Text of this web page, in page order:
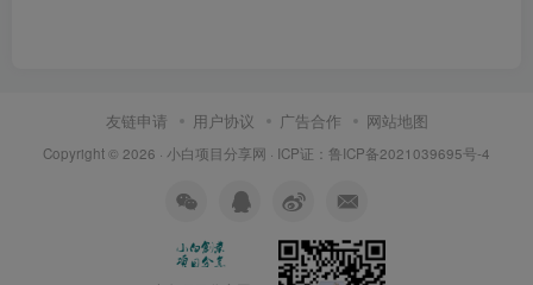
友链申请 用户协议 广告合作 网站地图
Copyright © 2026 · 小白项目分享网 · ICP证： 鲁ICP备2021039695号-4